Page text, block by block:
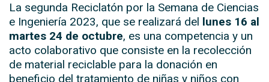
La segunda Reciclatón por la Semana de Ciencias
e Ingeniería 2023, que se realizará del lunes 16 al
martes 24 de octubre, es una competencia y un
acto colaborativo que consiste en la recolección
de material reciclable para la donación en
beneficio del tratamiento de niñas y niños con